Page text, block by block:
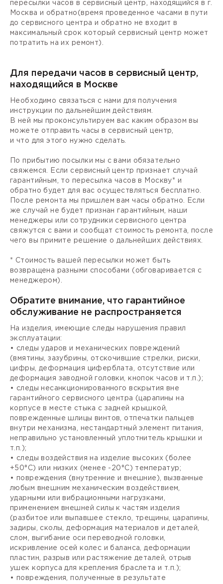
пересылки часов в сервисный центр, находящийся в г.
Москва и обратно(время проведенное часами в пути
до сервисного центра и обратно не входит в
максимальный срок который сервисный центр может
потратить на их ремонт).
Для передачи часов в сервисный центр,
находящийся в Москве
Необходимо связаться с нами для получения
инструкции по дальнейшим действиям.
В ней мы проконсультируем вас каким образом вы
можете отправить часы в сервисный центр,
и что для этого нужно сделать.
По прибытию посылки мы с вами обязательно
свяжемся. Если сервисный центр признает случай
гарантийным, то пересылка часов в Москву* и
обратно будет для вас осуществляться бесплатно.
После ремонта мы пришлем вам часы обратно. Если
же случай не будет признан гарантийным, наши
менеджеры или сотрудники сервисного центра
свяжутся с вами и сообщат стоимость ремонта, после
чего вы примите решение о дальнейших действиях.
* Стоимость вашей пересылки может быть
возвращена разными способами (обговаривается с
менеджером).
Обратите внимание, что гарантийное
обслуживание не распространяется
На изделия, имеющие следы нарушения правил
эксплуатации:
• следы ударов и механических повреждений
(вмятины, зазубрины, отскочившие стрелки, риски,
цифры, деформация циферблата, отсутствие или
деформация заводной головки, кнопок часов и т.п.);
• следы несанкционированного вскрытия вне
гарантийного сервисного центра (царапины на
корпусе в месте стыка с задней крышкой,
поврежденные шлицы винтов, отпечатки пальцев
внутри механизма, нестандартный элемент питания,
неправильно установленный уплотнитель крышки и
т.п.);
• следы воздействия на изделие высоких (более
+50°С) или низких (менее -20°С) температур;
• повреждения (внутренние и внешние), вызванные
любым внешним механическим воздействием,
ударными или вибрационными нагрузками,
применением внешней силы к частям изделия
(разбитое или выпавшее стекло, трещины, царапины,
задиры, сколы, деформация материалов и деталей,
слом, выгибание оси переводной головки,
искривление осей колес и баланса, деформации
пластин, разрыв или растяжение деталей, отрыв
ушек корпуса для крепления браслета и т.п.);
• повреждения, полученные в результате